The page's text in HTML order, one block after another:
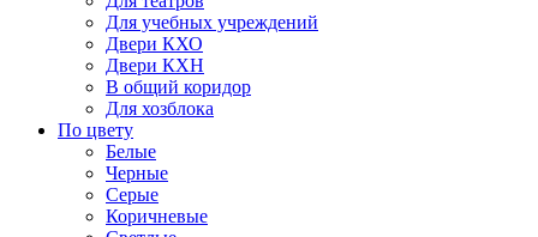
Для учебных учреждений
Двери КХО
Двери КХН
В общий коридор
Для хозблока
По цвету
Белые
Черные
Серые
Коричневые